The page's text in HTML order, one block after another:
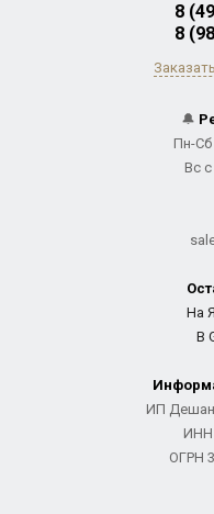
8
8
🔔
Пн-Сб
Вс
На
В
ИП Дешан
ИНН
ОГРН